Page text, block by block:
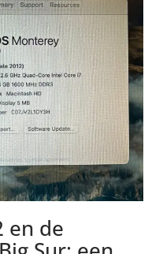
en de